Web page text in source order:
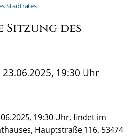
Stadtrates
des
19:30 Uhr
19:30 Uhr, findet im
Hauptstraße 116, 53474